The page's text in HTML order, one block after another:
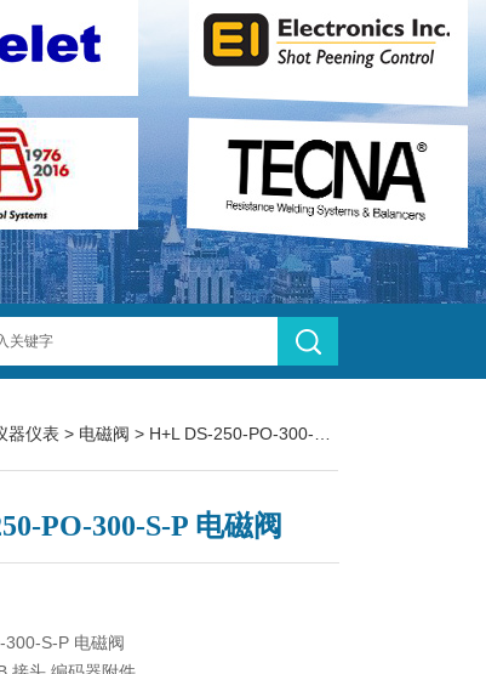
器仪表 > 电磁阀 > H+L DS-250-PO-300-S-P 电磁阀
PO-300-S-P 电磁阀
300-S-P 电磁阀